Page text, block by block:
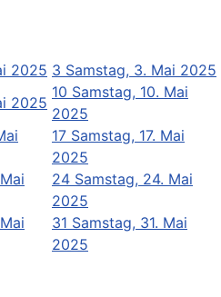
2025 3 Samstag, 3. Mai 2025
2025
10 Samstag, 10. Mai
2025
17 Samstag, 17. Mai
2025
24 Samstag, 24. Mai
2025
31 Samstag, 31. Mai
2025